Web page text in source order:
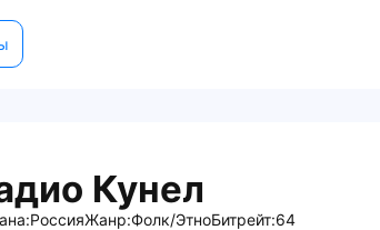
Кунел
РоссияЖанр:Фолк/ЭтноБитрейт:64